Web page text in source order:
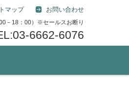
マップ お問い合わせ
－18：00）※セールスお断り
6662-6076